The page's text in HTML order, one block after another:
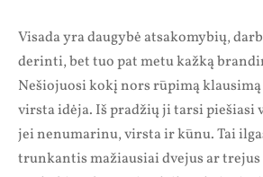
Visada yra daugybė atsakomybių,
derinti, bet tuo pat metu kažką
Nešiojuosi kokį nors rūpimą
virsta idėja. Iš pradžių ji tarsi piešiasi
jei nenumarinu, virsta ir kūnu. Tai
trunkantis mažiausiai dvejus ar trejus